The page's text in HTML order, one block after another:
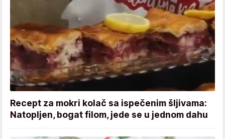
Recept za mokri kolač sa ispečenim šljivama:
Natopljen, bogat filom, jede se u jednom dahu